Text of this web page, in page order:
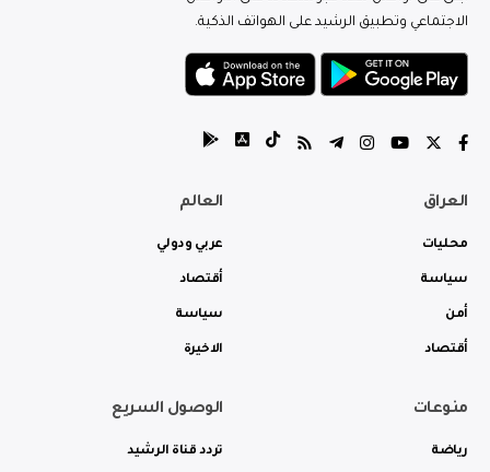
الاجتماعي وتطبيق الرشيد على الهواتف الذكية.
العراق
محليات
سياسة
أمن
أقتصاد
العالم
عربي ودولي
أقتصاد
سياسة
الاخيرة
منوعات
رياضة
الوصول السريع
تردد قناة الرشيد